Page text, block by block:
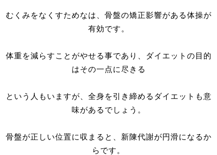
むくみをなくすためなは、骨盤の矯正影響がある体操が
有効です。
体重を減らすことがやせる事であり、ダイエットの目的
はその一点に尽きる
という人もいますが、全身を引き締めるダイエットも意
味があるでしょう。
骨盤が正しい位置に収まると、新陳代謝が円滑になるか
らです。